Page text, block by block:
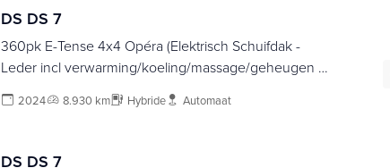
DS DS 7
360pk E-Tense 4x4 Opéra (Elektrisch Schuifdak -
Leder incl verwarming/koeling/massage/geheugen -
Camera - 21" - Adaptieve Cruise Controle)
2024 8.930 km Hybride Automaat
DS DS 7